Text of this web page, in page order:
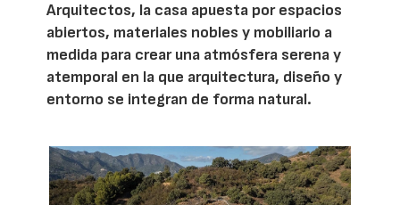
Arquitectos, la casa apuesta por espacios
abiertos, materiales nobles y mobiliario a
medida para crear una atmósfera serena y
atemporal en la que arquitectura, diseño y
entorno se integran de forma natural.